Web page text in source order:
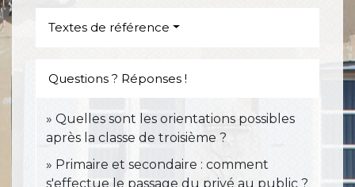
Textes de référence
Questions ? Réponses !
Quelles sont les orientations possibles
après la classe de troisième ?
Primaire et secondaire : comment
s'effectue le passage du privé au public ?